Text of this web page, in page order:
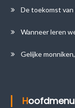
De toekomst
Wanneer leren
Gelijke
Hoofdmenu